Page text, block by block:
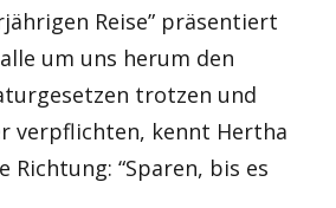
Reise” präsentiert
um uns herum den
trotzen und
verpflichten, kennt Hertha
Richtung: “Sparen, bis es